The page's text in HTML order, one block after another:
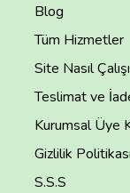
Blog
Tüm Hizmetler
Site Nasıl
Teslimat ve
Kurumsal Üye
Gizlilik Politikası
S.S.S